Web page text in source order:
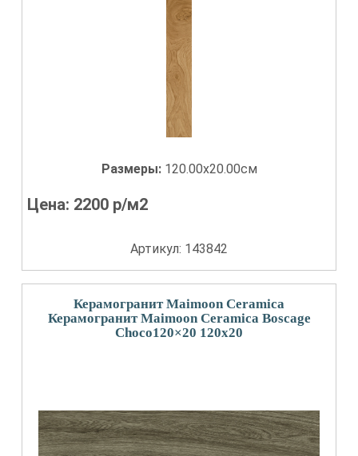
Размеры: 120.00x20.00см
Цена: 2200 р/м2
Артикул: 143842
Керамогранит Maimoon Ceramica
Керамогранит Maimoon Ceramica Boscage
Choco120×20 120x20